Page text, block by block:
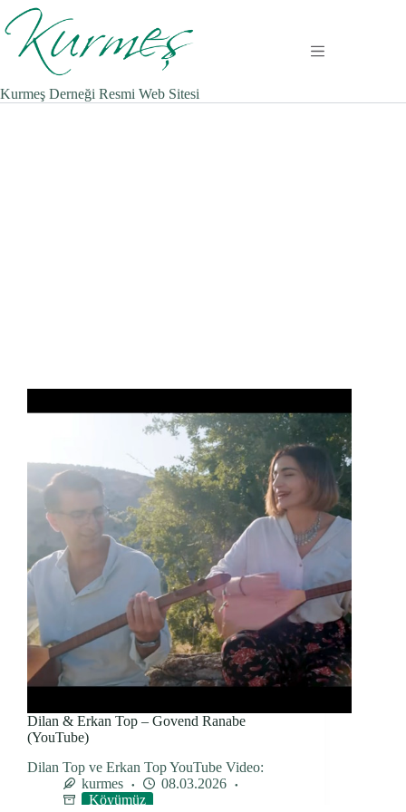
Inhalt
springen
Kurmeş Derneği Resmi Web Sitesi
Dilan & Erkan Top – Govend Ranabe
(YouTube)
Dilan Top ve Erkan Top YouTube Video:
kurmes
08.03.2026
Köyümüz